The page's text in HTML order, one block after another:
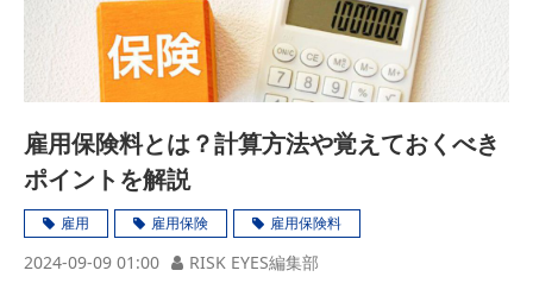
雇用保険料とは？計算方法や覚えておくべき
ポイントを解説
雇用 雇用保険 雇用保険料
2024-09-09 01:00 RISK EYES編集部